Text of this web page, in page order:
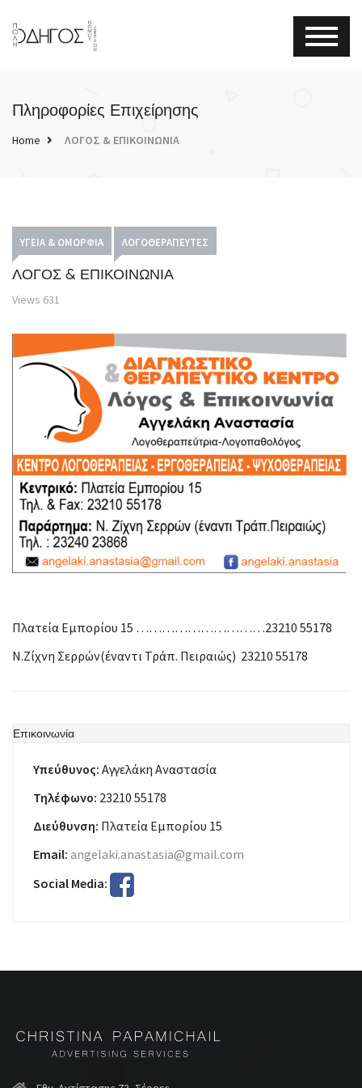
Πληροφορίες Επιχείρησης
Home ΛΟΓΟΣ & ΕΠΙΚΟΙΝΩΝΙΑ
ΥΓΕΊΑ & ΟΜΟΡΦΙΆ ΛΟΓΟΘΕΡΑΠΕΥΤΈΣ
ΛΟΓΟΣ & ΕΠΙΚΟΙΝΩΝΙΑ
Views 631
Πλατεία Εμπορίου 15 …………………………23210 55178
Ν.Ζίχνη Σερρών(έναντι Τράπ. Πειραιώς) 23210 55178
Επικοινωνία
Υπεύθυνος: Αγγελάκη Αναστασία
Τηλέφωνο: 23210 55178
Διεύθυνση: Πλατεία Εμπορίου 15
Email: angelaki.anastasia@gmail.com
Social Media: